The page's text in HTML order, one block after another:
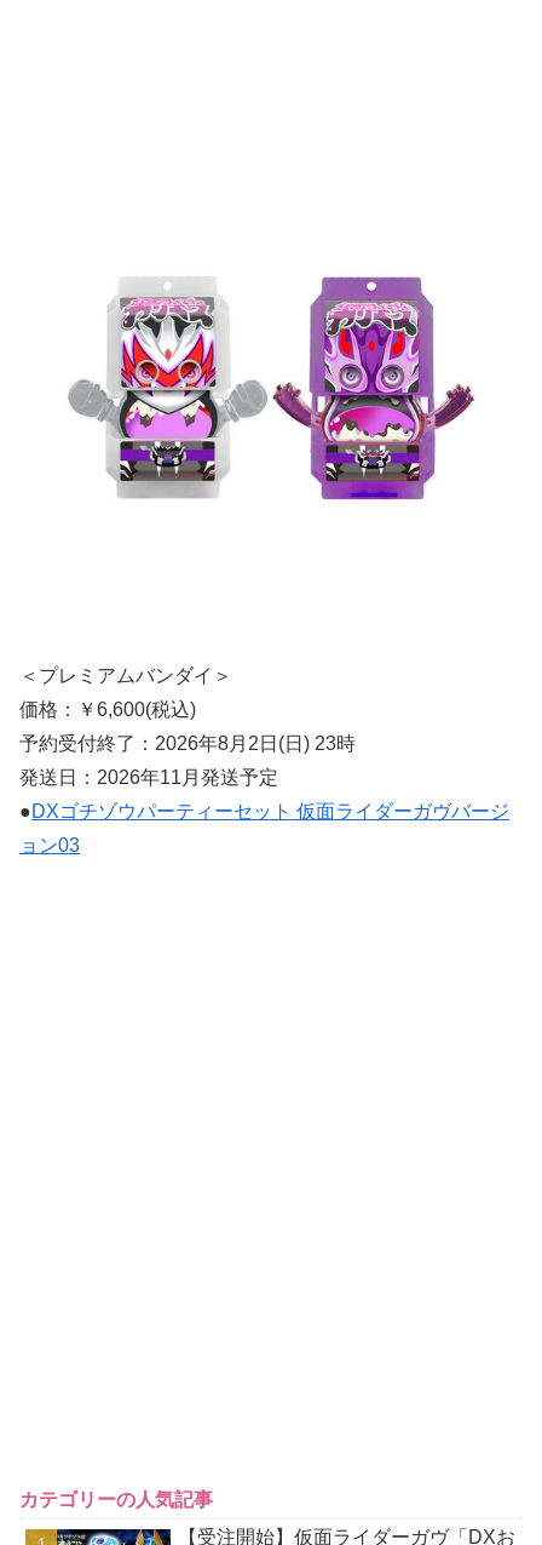
＜プレミアムバンダイ＞
価格：￥6,600(税込)
予約受付終了：2026年8月2日(日) 23時
発送日：2026年11月発送予定
●DXゴチゾウパーティーセット 仮面ライダーガヴバージ
ョン03
カテゴリーの人気記事
【受注開始】仮面ライダーガヴ「DXお